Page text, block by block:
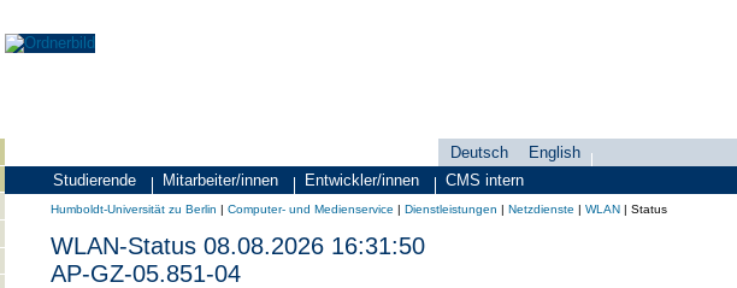
Zielgruppen
Studierende Mitarbeiter/innen Entwickler/innen CMS intern
Sprachauswahl
Deutsch
English
search-menu
Humboldt-
Universität
Humboldt-Universität zu Berlin | Computer- und Medienservice | Dienstleistungen | Netzdienste | WLAN | Status
WLAN-Status 08.08.2026 16:31:50
AP-GZ-05.851-04